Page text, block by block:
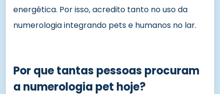
energética. Por isso, acredito tanto no uso da
numerologia integrando pets e humanos no lar.
Por que tantas pessoas procuram
a numerologia pet hoje?